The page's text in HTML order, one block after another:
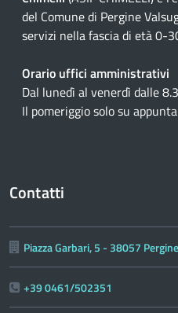
del Comune di Pergine
servizi nella fascia di età 0-
Orario uffici amministrativi
Dal lunedì al venerdì dalle
Il pomeriggio solo su
Contatti
Piazza Garbari, 5 - 38057
+39 0461/502351